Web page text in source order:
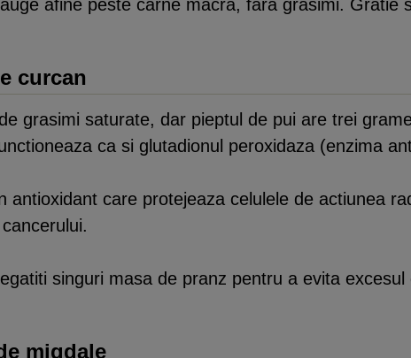
afine peste carne macra, fara grasimi. Gratie
curcan
grasimi saturate, dar pieptul de pui are trei
ca si glutadionul peroxidaza (enzima
antioxidant care protejeaza celulele de actiunea
singuri masa de pranz pentru a evita
migdale